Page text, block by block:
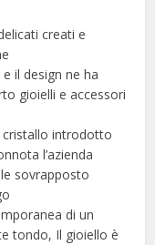
creati e
il design ne ha
gioielli e accessori
cristallo introdotto
l’azienda
sovrapposto
di un
tondo, Il gioiello è